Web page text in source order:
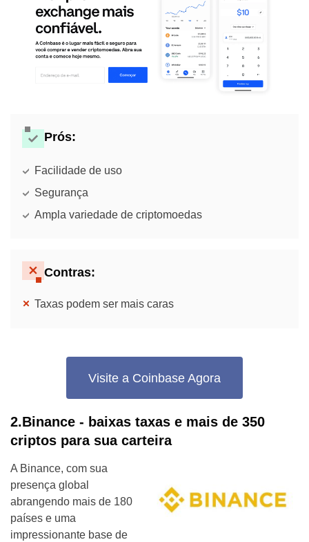
Prós:
Facilidade de uso
Segurança
Ampla variedade de criptomoedas
Contras:
Taxas podem ser mais caras
Visite a Coinbase Agora
2.Binance - baixas taxas e mais de 350
criptos para sua carteira
A Binance, com sua
presença global
abrangendo mais de 180
países e uma
impressionante base de